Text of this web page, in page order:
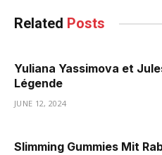
Related Posts
Yuliana Yassimova et
Légende
JUNE 12, 2024
Slimming Gummies Mit